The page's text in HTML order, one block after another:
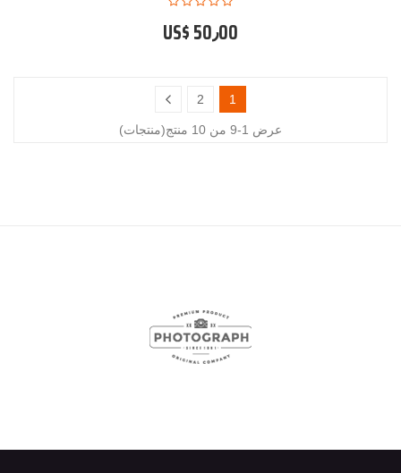
US$ 50٫00
1
2
عرض 1-9 من 10 منتج(منتجات)